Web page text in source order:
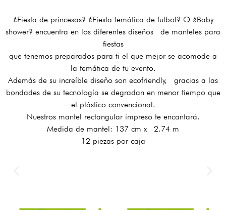
¿Fiesta de princesas? ¿Fiesta temática de futbol? O ¿Baby
shower? encuentra en los diferentes diseños de manteles para
fiestas
que tenemos preparados para ti el que mejor se acomode a
la temática de tu evento.
Además de su increíble diseño son ecofriendly, gracias a las
bondades de su tecnología se degradan en menor tiempo que
el plástico convencional.
Nuestros mantel rectangular impreso te encantará.
Medida de mantel: 137 cm x 2.74 m
12 piezas por caja